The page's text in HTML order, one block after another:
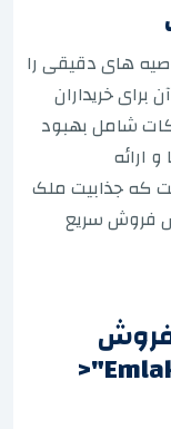
های دقیقی را
خریداران
شامل بهبود
ارائه
که جذابیت ملک
فروش سریع
فروش